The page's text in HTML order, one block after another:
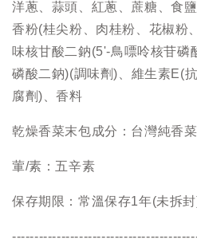
洋蔥、蒜頭、紅蔥、蔗糖、食
香粉(桂尖粉、肉桂粉、花椒粉
味核甘酸二鈉(5'-鳥嘌呤核苷磷
磷酸二鈉)(調味劑)、維生素E(
腐劑)、香料
乾燥香菜末包成分：台灣純香菜
葷/素：五辛素
保存期限：常溫保存1年(未拆